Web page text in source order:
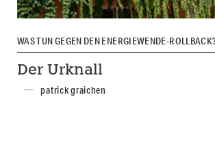
WAS TUN GEGEN DEN ENERGIEWENDE-
Der Urknall
patrick graichen